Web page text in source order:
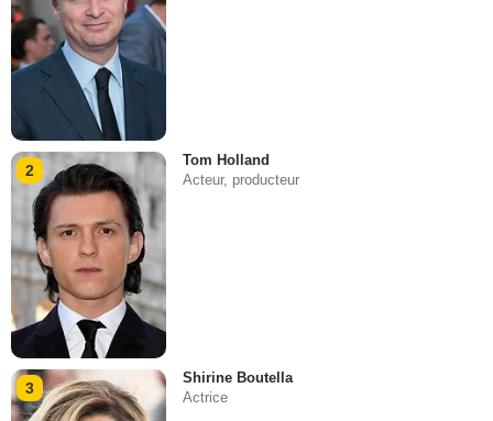
2
Tom Holland
Acteur, producteur
3
Shirine Boutella
Actrice